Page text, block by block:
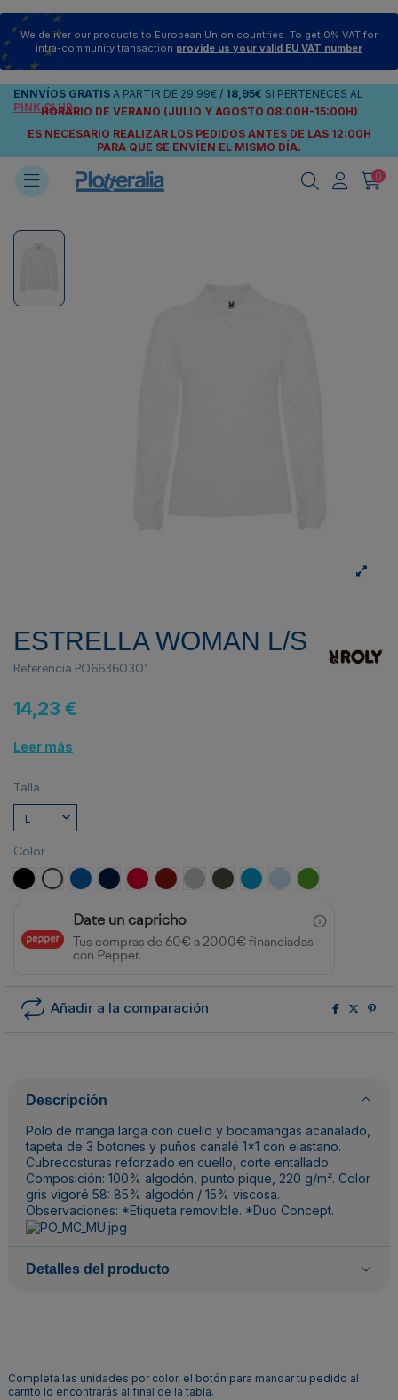
We deliver our products to European Union countries. To get 0% VAT for
intra-community transaction provide us your valid EU VAT number
ENNVÍOS GRATIS A PARTIR DE 29,99€ / 18,95€ SI PERTENECES AL
PINK CLUB
HORARIO DE VERANO (JULIO Y AGOSTO 08:00H-15:00H)
ES NECESARIO REALIZAR LOS PEDIDOS ANTES DE LAS 12:00H
PARA QUE SE ENVÍEN EL MISMO DÍA.
0
ESTRELLA WOMAN L/S
Referencia PO66360301
14,23 €
Leer más
Talla
Color
NEGROBLANCOROYAL MARINOROJO GRANATEGRIS VIGORE
PLOMO OSCURO
TURQUESACELESTEVERDE GRASS
Date un capricho
Tus compras de 60€ a 2000€ financiadas
con Pepper.
Añadir a la comparación
Descripción
Polo de manga larga con cuello y bocamangas acanalado,
tapeta de 3 botones y puños canalé 1x1 con elastano.
Cubrecosturas reforzado en cuello, corte entallado.
Composición: 100% algodón, punto pique, 220 g/m². Color
gris vigoré 58: 85% algodón / 15% viscosa.
Observaciones: *Etiqueta removible. *Duo Concept.
Detalles del producto
Completa las unidades por color, el botón para mandar tu pedido al
carrito lo encontrarás al final de la tabla.